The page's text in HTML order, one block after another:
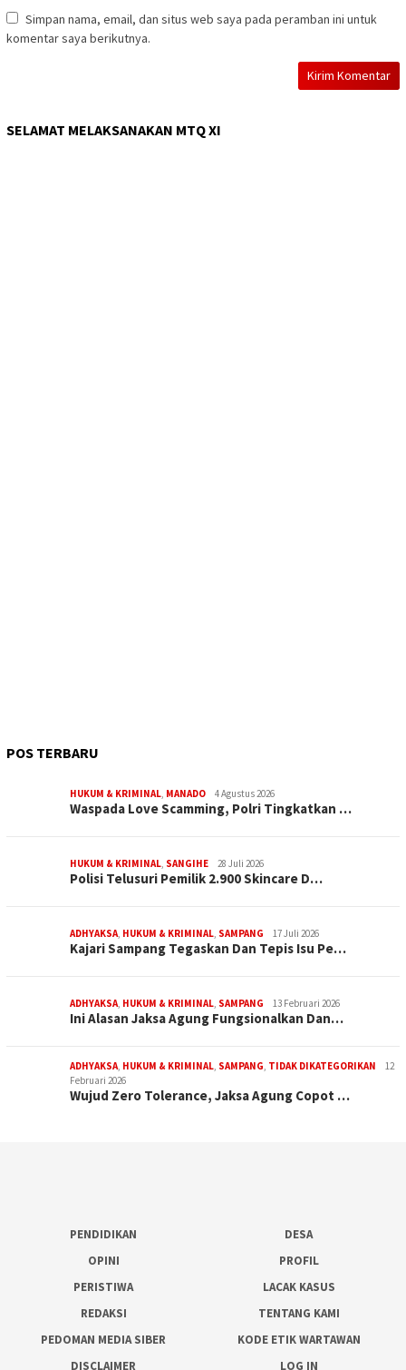
Simpan nama, email, dan situs web saya pada peramban ini untuk
komentar saya berikutnya.
SELAMAT MELAKSANAKAN MTQ XI
POS TERBARU
HUKUM & KRIMINAL, MANADO 4 Agustus 2026
Waspada Love Scamming, Polri Tingkatkan …
HUKUM & KRIMINAL, SANGIHE 28 Juli 2026
Polisi Telusuri Pemilik 2.900 Skincare D…
ADHYAKSA, HUKUM & KRIMINAL, SAMPANG 17 Juli 2026
Kajari Sampang Tegaskan Dan Tepis Isu Pe…
ADHYAKSA, HUKUM & KRIMINAL, SAMPANG 13 Februari 2026
Ini Alasan Jaksa Agung Fungsionalkan Dan…
ADHYAKSA, HUKUM & KRIMINAL, SAMPANG, TIDAK DIKATEGORIKAN
12
Februari 2026
Wujud Zero Tolerance, Jaksa Agung Copot …
PENDIDIKAN
DESA
OPINI
PROFIL
PERISTIWA
LACAK KASUS
REDAKSI
TENTANG KAMI
PEDOMAN MEDIA SIBER
KODE ETIK WARTAWAN
DISCLAIMER
LOG IN